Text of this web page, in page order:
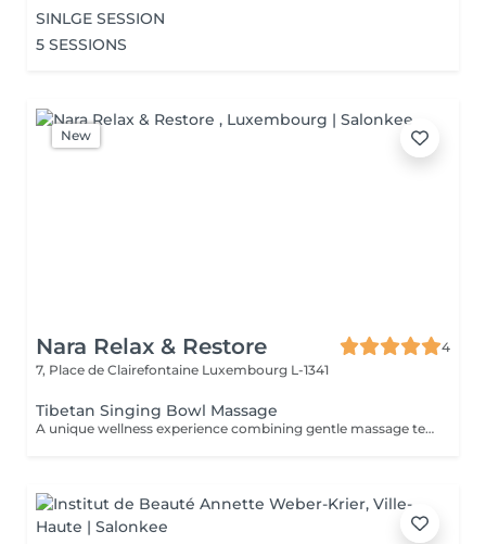
SINLGE SESSION
5 SESSIONS
New
Nara Relax & Restore
4
7, Place de Clairefontaine Luxembourg L-1341
Tibetan Singing Bowl Massage
A unique wellness experience combining gentle massage techniques, aromatic oils, and the soothing sounds of Tibetan singing bowls. The harmonious vibrations and calming tones create a deeply immersive atmosphere, helping you disconnect from daily stress and enjoy a moment of complete tranquility.